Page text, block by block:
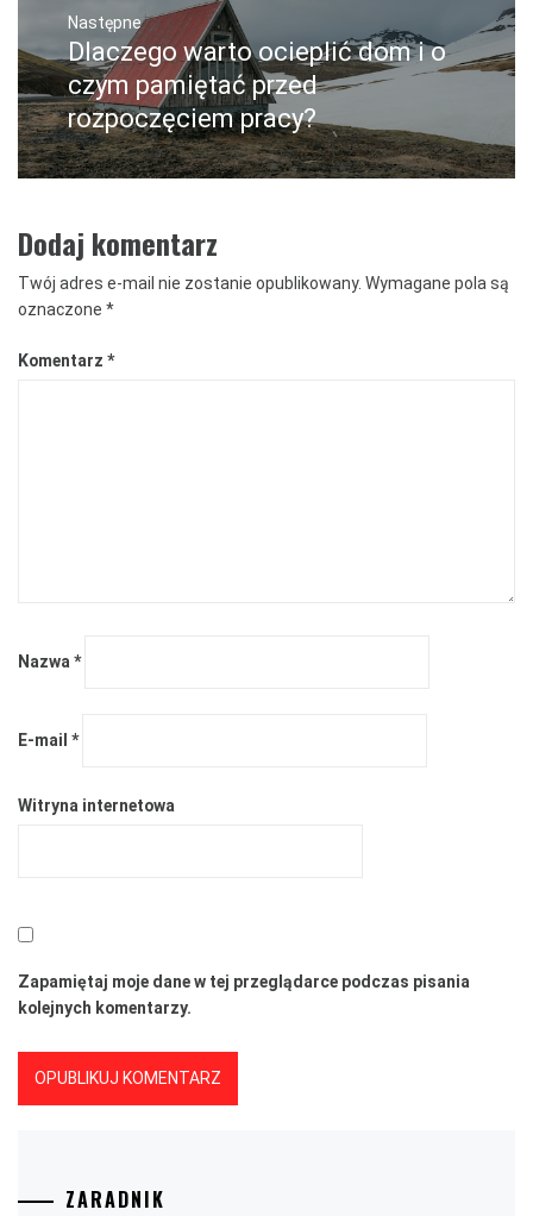
Następne
Następny
post:
Dlaczego warto ocieplić dom i o
czym pamiętać przed
rozpoczęciem pracy?
Dodaj komentarz
Twój adres e-mail nie zostanie opublikowany. Wymagane pola są
oznaczone *
Komentarz *
Nazwa *
E-mail *
Witryna internetowa
Zapamiętaj moje dane w tej przeglądarce podczas pisania
kolejnych komentarzy.
ZARADNIK